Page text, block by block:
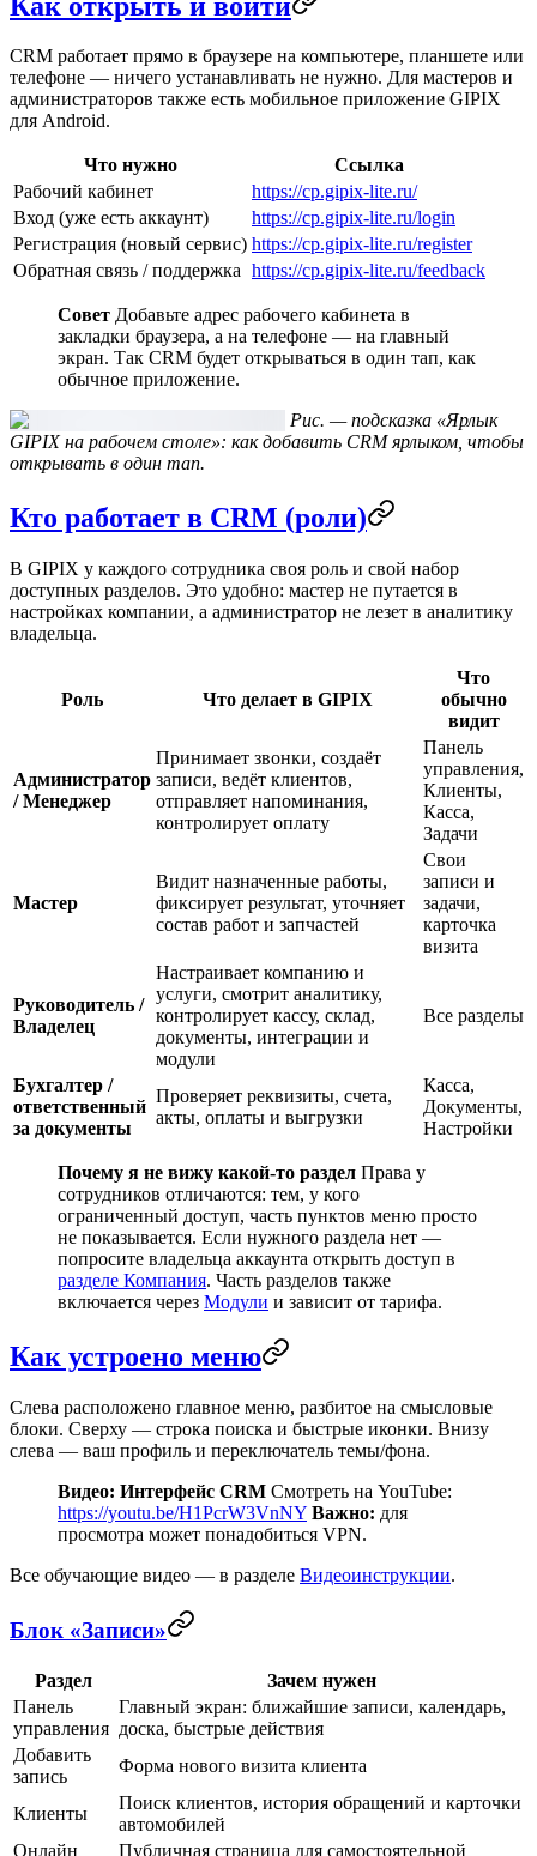
CRM работает прямо в браузере на компьютере, планшете или
телефоне — ничего устанавливать не нужно. Для мастеров и
администраторов также есть мобильное приложение GIPIX
для Android.
Что нужно
Ссылка
Рабочий кабинет
https://cp.gipix-lite.ru/
Вход (уже есть аккаунт)
https://cp.gipix-lite.ru/login
Регистрация (новый сервис) https://cp.gipix-lite.ru/register
Обратная связь / поддержка https://cp.gipix-lite.ru/feedback
Совет Добавьте адрес рабочего кабинета в
закладки браузера, а на телефоне — на главный
экран. Так CRM будет открываться в один тап, как
обычное приложение.
Рис. — подсказка «Ярлык
GIPIX на рабочем столе»: как добавить CRM ярлыком, чтобы
открывать в один тап.
Кто работает в CRM (роли)
В GIPIX у каждого сотрудника своя роль и свой набор
доступных разделов. Это удобно: мастер не путается в
настройках компании, а администратор не лезет в аналитику
владельца.
Роль Что делает в GIPIX
Что
обычно
видит
Администратор
/ Менеджер
Принимает звонки, создаёт
записи, ведёт клиентов,
отправляет напоминания,
контролирует оплату
Панель
управления,
Клиенты,
Касса,
Задачи
Мастер
Видит назначенные работы,
фиксирует результат, уточняет
состав работ и запчастей
Свои
записи и
задачи,
карточка
визита
Руководитель /
Владелец
Настраивает компанию и
услуги, смотрит аналитику,
контролирует кассу, склад,
документы, интеграции и
модули
Все разделы
Бухгалтер /
ответственный
за документы
Проверяет реквизиты, счета,
акты, оплаты и выгрузки
Касса,
Документы,
Настройки
Почему я не вижу какой-то раздел Права у
сотрудников отличаются: тем, у кого
ограниченный доступ, часть пунктов меню просто
не показывается. Если нужного раздела нет —
попросите владельца аккаунта открыть доступ в
разделе Компания. Часть разделов также
включается через Модули и зависит от тарифа.
Как устроено меню
Слева расположено главное меню, разбитое на смысловые
блоки. Сверху — строка поиска и быстрые иконки. Внизу
слева — ваш профиль и переключатель темы/фона.
Видео: Интерфейс CRM Смотреть на YouTube:
https://youtu.be/H1PcrW3VnNY Важно: для
просмотра может понадобиться VPN.
Все обучающие видео — в разделе Видеоинструкции.
Блок «Записи»
Раздел
Зачем нужен
Панель
управления
Главный экран: ближайшие записи, календарь,
доска, быстрые действия
Добавить
запись
Форма нового визита клиента
Клиенты
Поиск клиентов, история обращений и карточки
автомобилей
Онлайн
Публичная страница для самостоятельной